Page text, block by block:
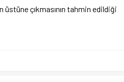
çıkmasının tahmin edildiği